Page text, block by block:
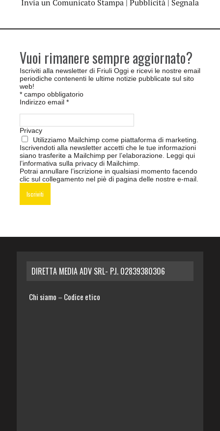
Invia un Comunicato Stampa | Pubblicità | Segnala
Vuoi rimanere sempre aggiornato?
Iscriviti alla newsletter di Friuli Oggi e ricevi le nostre email
periodiche contenenti le ultime notizie pubblicate sul sito
web!
* campo obbligatorio
Indirizzo email *
Privacy
Utilizziamo Mailchimp come piattaforma di marketing.
Iscrivendoti alla newsletter accetti che le tue informazioni
siano trasferite a Mailchimp per l’elaborazione. Leggi qui
l’informativa sulla privacy di Mailchimp
Potrai annullare l’iscrizione in qualsiasi momento facendo
clic sul collegamento nel piè di pagina delle nostre e-mail.
DIRETTA MEDIA ADV SRL- P.I. 02839380306
Chi siamo – Codice etico